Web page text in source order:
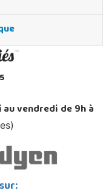
5
au vendredi de 9h à